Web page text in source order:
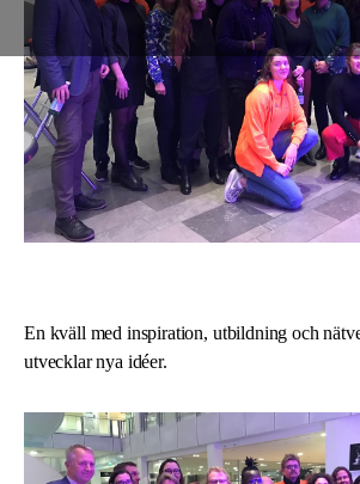
En kväll med inspiration, utbildning och
utvecklar nya idéer.